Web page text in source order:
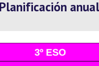
Planificación